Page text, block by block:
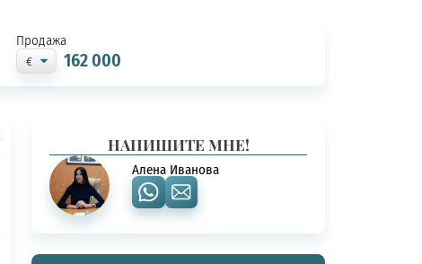
Продажа
162 000
НАПИШИТЕ МНЕ!
Алена Иванова